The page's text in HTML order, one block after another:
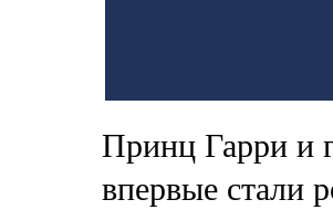
Принц Гарри и
впервые стали